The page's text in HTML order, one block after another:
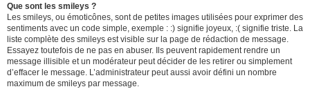
Que sont les smileys ?
Les smileys, ou émoticônes, sont de petites images utilisées pour exprimer des
sentiments avec un code simple, exemple : :) signifie joyeux, :( signifie triste. La
liste complète des smileys est visible sur la page de rédaction de message.
Essayez toutefois de ne pas en abuser. Ils peuvent rapidement rendre un
message illisible et un modérateur peut décider de les retirer ou simplement
d’effacer le message. L’administrateur peut aussi avoir défini un nombre
maximum de smileys par message.